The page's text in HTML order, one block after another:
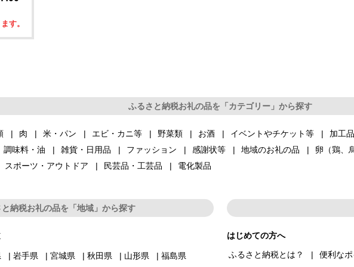
す。
ふるさと納税お礼の品を「カテゴリー」から探す
肉 米・パン エビ・カニ等 野菜類 お酒 イベントやチケット等
加工
調味料・油 雑貨・日用品 ファッション 感謝状等 地域のお礼の品
卵（鶏、
スポーツ・アウトドア 民芸品・工芸品 電化製品
納税お礼の品を「地域」から探す
岩手県 宮城県 秋田県 山形県 福島県
はじめての方へ
ふるさと納税とは？
便利な